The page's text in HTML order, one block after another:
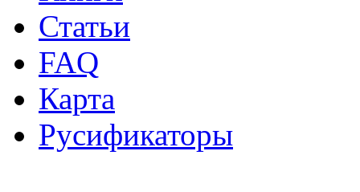
Статьи
FAQ
Карта
Русификаторы